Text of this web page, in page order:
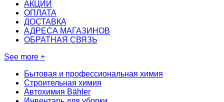
АКЦИИ
ОПЛАТА
ДОСТАВКА
АДРЕСА МАГАЗИНОВ
ОБРАТНАЯ СВЯЗЬ
See more +
Бытовая и профессиональная химия
Строительная химия
Автохимия Bähler